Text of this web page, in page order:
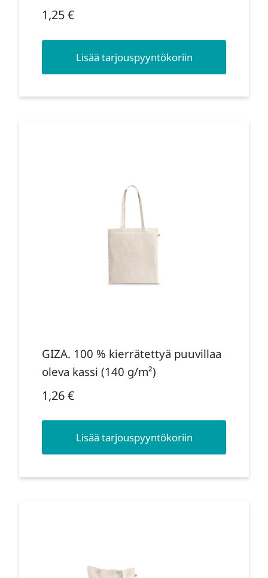
1,25€
Lisää tarjouspyyntökoriin
GIZA. 100 % kierrätettyä puuvillaa
oleva kassi (140 g/m²)
1,26€
Lisää tarjouspyyntökoriin